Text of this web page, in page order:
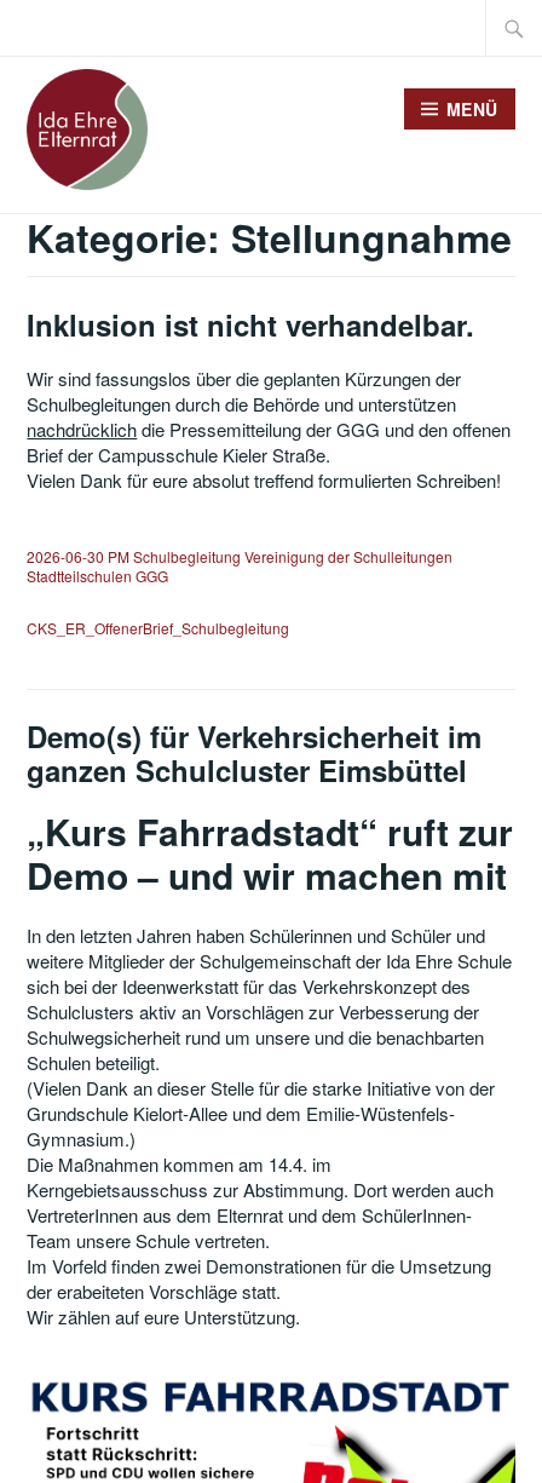
springen
Suche
MENÜ
Kategorie: Stellungnahme
Inklusion ist nicht verhandelbar.
Wir sind fassungslos über die geplanten Kürzungen der
Schulbegleitungen durch die Behörde und unterstützen
nachdrücklichdie Pressemitteilung der GGG und den offenen
Brief der Campusschule Kieler Straße.
Vielen Dank für eure absolut treffend formulierten Schreiben!
2026-06-30 PM Schulbegleitung Vereinigung der Schulleitungen
Stadtteilschulen GGG
CKS_ER_OffenerBrief_Schulbegleitung
Demo(s) für Verkehrsicherheit im
ganzen Schulcluster Eimsbüttel
„Kurs Fahrradstadt“ ruft zur
Demo – und wir machen mit
In den letzten Jahren haben Schülerinnen und Schüler und
weitere Mitglieder der Schulgemeinschaft der Ida Ehre Schule
sich bei der Ideenwerkstatt für das Verkehrskonzept des
Schulclusters aktiv an Vorschlägen zur Verbesserung der
Schulwegsicherheit rund um unsere und die benachbarten
Schulen beteiligt.
(Vielen Dank an dieser Stelle für die starke Initiative von der
Grundschule Kielort-Allee und dem Emilie-Wüstenfels-
Gymnasium.)
Die Maßnahmen kommen am 14.4. im
Kerngebietsausschuss zur Abstimmung. Dort werden auch
VertreterInnen aus dem Elternrat und dem SchülerInnen-
Team unsere Schule vertreten.
Im Vorfeld finden zwei Demonstrationen für die Umsetzung
der erabeiteten Vorschläge statt.
Wir zählen auf eure Unterstützung.